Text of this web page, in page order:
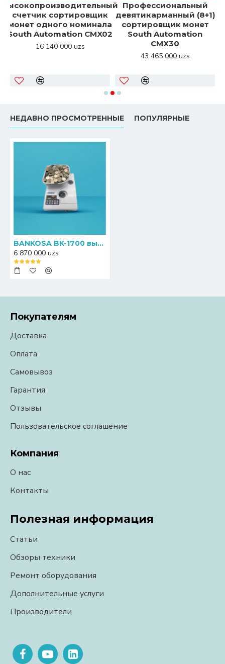
Высокопроизводительный
счетчик сортировщик
монет одного номинала
South Automation CMX02
16 140 000 uzs
Профессиональный
девятикарманный (8+1)
сортировщик монет
South Automation
CMX30
43 465 000 uzs
НЕДАВНО ПРОСМОТРЕННЫЕ ПОПУЛЯРНЫЕ
BANKOSA BK-1700 высокоскоростной однокарманный счетчик сортировщик монет
6 870 000 uzs
Покупателям
Доставка
Оплата
Самовывоз
Гарантия
Отзывы
Пользовательское соглашение
Компания
О нас
Контакты
Полезная информация
Статьи
Обзоры техники
Ремонт оборудования
Дополнительные услуги
Производители